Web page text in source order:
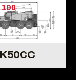
100